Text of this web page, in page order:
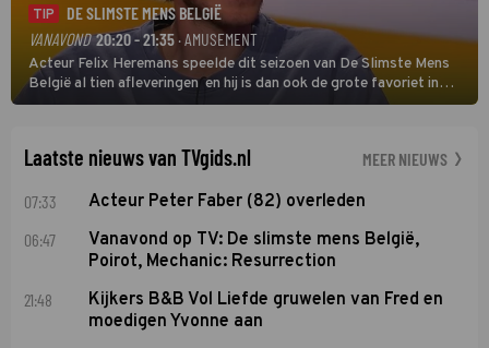
TIP
DE SLIMSTE MENS BELGIË
VANAVOND 20:20 - 21:35· AMUSEMENT
Acteur Felix Heremans speelde dit seizoen van De Slimste Mens
België al tien afleveringen en hij is dan ook de grote favoriet in
deze seizoensfinale. En er is Nederlandse inbreng, want komiek
Laatste nieuws van TVgids.nl MEER NIEUWS
07:33 Acteur Peter Faber (82) overleden
06:47
Vanavond op TV: De slimste mens België,
Poirot, Mechanic: Resurrection
21:48
Kijkers B&B Vol Liefde gruwelen van Fred en
moedigen Yvonne aan